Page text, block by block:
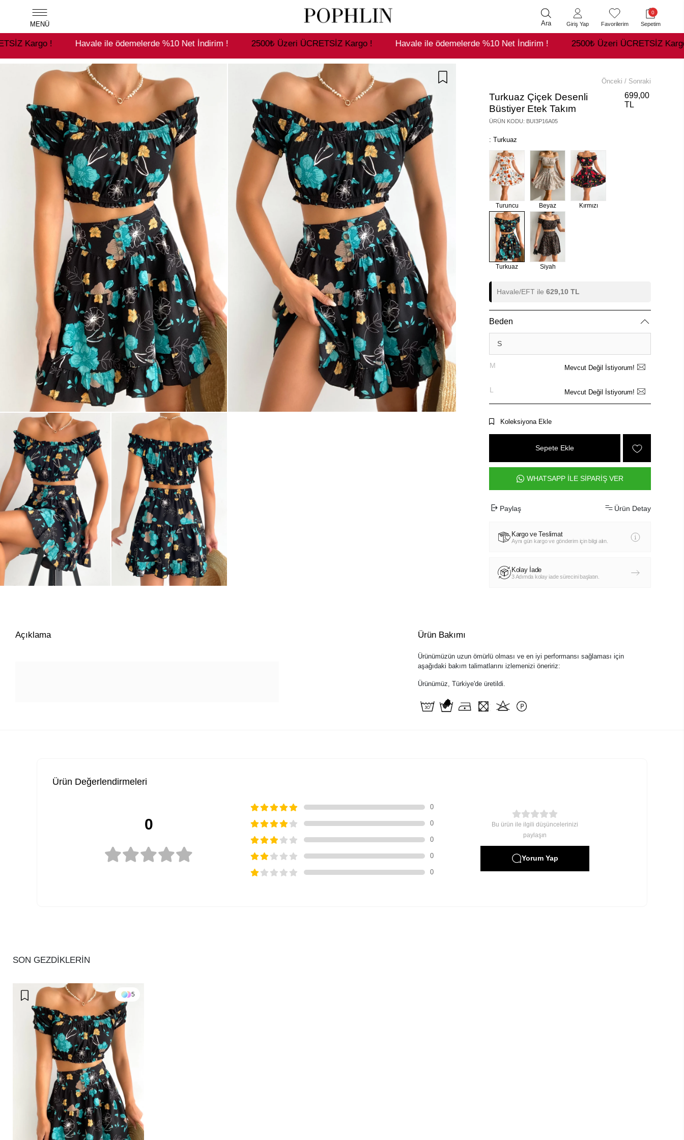
Havale ile ödemelerde %10 Net İndirim ! 2500₺ Üzeri ÜCRETSİZ Kargo ! Havale ile ödemelerde %10 Net İndirim ! 2500₺ Üzeri ÜCRETSİZ Kargo !
MENÜ Ara Giriş Yap Favorilerim
0
Sepetim
Önceki / Sonraki
Turkuaz Çiçek Desenli
Büstiyer Etek Takım
ÜRÜN KODU: BUI3P16A05
699,00
TL
: Turkuaz
Turuncu Beyaz Kırmızı
Turkuaz Siyah
Havale/EFT ile 629,10 TL
Beden
S
M Mevcut Değil İstiyorum!
L Mevcut Değil İstiyorum!
Koleksiyona Ekle
Sepete Ekle
WHATSAPP İLE SİPARİŞ VER
Paylaş Ürün Detay
Kargo ve Teslimat
Aynı gün kargo ve gönderim için bilgi alın.
Kolay İade
3 Adımda kolay iade sürecini başlatın.
Açıklama Ürün Bakımı
Ürünümüzün uzun ömürlü olması ve en iyi performansı sağlaması için
aşağıdaki bakım talimatlarını izlemenizi öneririz:
Ürünümüz, Türkiye'de üretildi.
Ürün Değerlendirmeleri
0
0
0
0
0
0
Bu ürün ile ilgili düşüncelerinizi
paylaşın
Yorum Yap
SON GEZDİKLERİN
5